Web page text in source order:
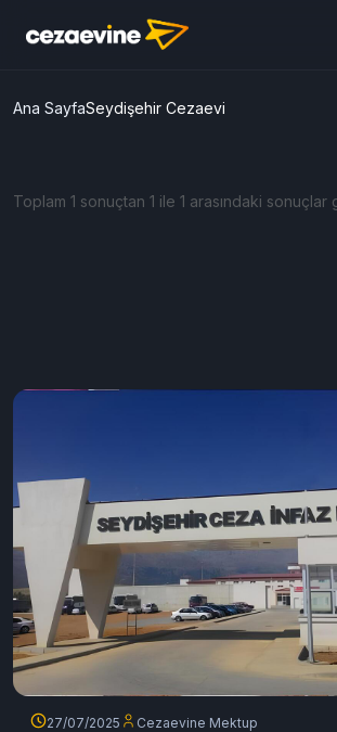
Ana SayfaSeydişehir Cezaevi
Toplam 1 sonuçtan 1 ile 1 arasındaki
27/07/2025 Cezaevine Mektup